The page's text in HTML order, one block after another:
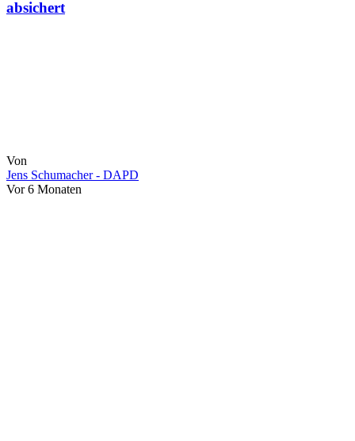
absichert
Von
Jens Schumacher - DAPD
Vor 6 Monaten